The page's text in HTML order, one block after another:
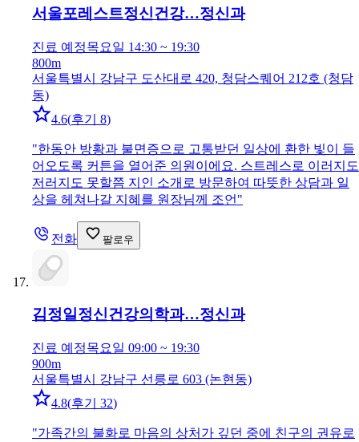
서울포레스트정신건강…정신과
진료 예정목요일 14:30 ~ 19:30
800m
서울특별시 강남구 도산대로 420, 청담스퀘어 212호 (청담
동)
4.6(후기 8)
"한동안 방황과 불면증으로 고통받던 일상에 환한 빛이 들
어오도록 커튼을 열어준 의원이에요. 스트레스로 이러지도
저러지도 못할쯤 지인 소개로 방문하여 따뜻한 상담과 일
상을 헤쳐나갈 지혜를 원장님께 조언 "
전화 팔로우
김정일정신건강의학과…정신과
진료 예정목요일 09:00 ~ 19:30
900m
서울특별시 강남구 선릉로 603 (논현동)
4.8(후기 32)
"가족간의 불화로 마음의 상처가 깊던 중에 친구의 권유로